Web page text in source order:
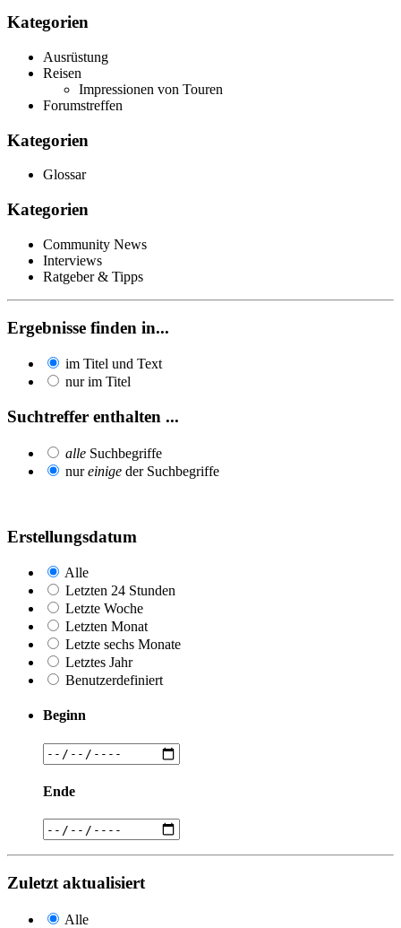
Kategorien
Ausrüstung
Reisen
Impressionen von Touren
Forumstreffen
Kategorien
Glossar
Kategorien
Community News
Interviews
Ratgeber & Tipps
Ergebnisse finden in...
im Titel und Text
nur im Titel
Suchtreffer enthalten ...
alle Suchbegriffe
nureinige der Suchbegriffe
Erstellungsdatum
Alle
Letzten 24 Stunden
Letzte Woche
Letzten Monat
Letzte sechs Monate
Letztes Jahr
Benutzerdefiniert
Beginn
Ende
Zuletzt aktualisiert
Alle